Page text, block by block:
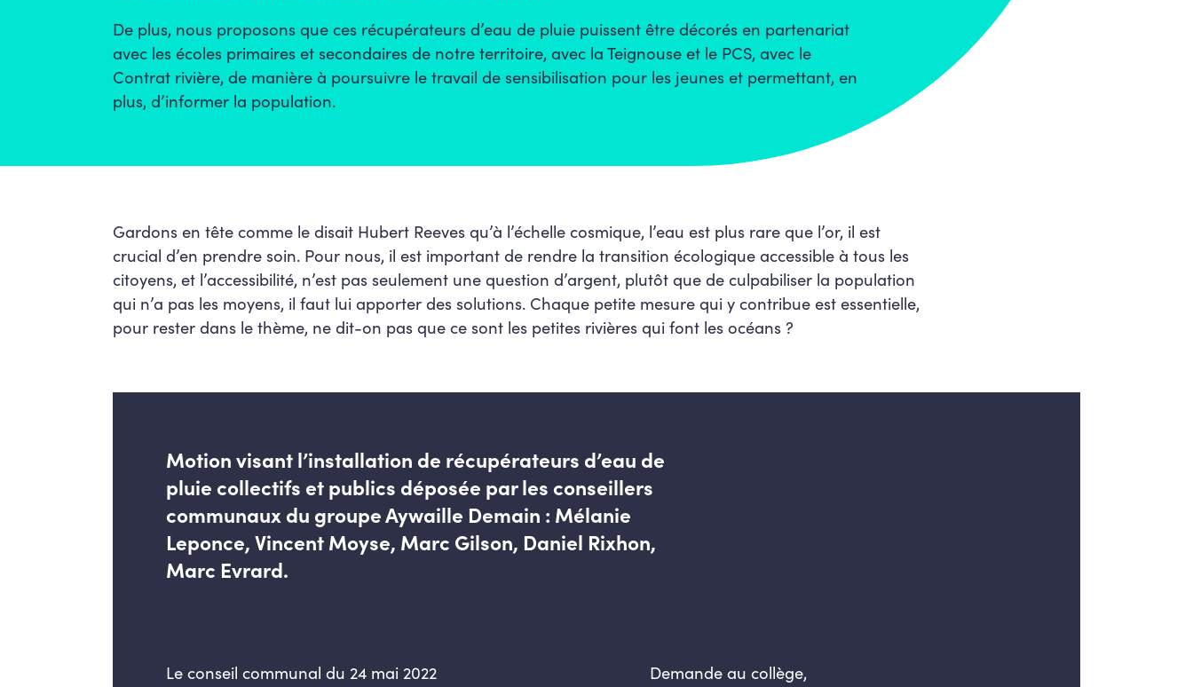
De plus, nous proposons que ces récupérateurs d’eau de pluie puissent être décorés en partenariat
avec les écoles primaires et secondaires de notre territoire, avec la Teignouse et le PCS, avec le
Contrat rivière, de manière à poursuivre le travail de sensibilisation pour les jeunes et permettant, en
plus, d’informer la population.
Gardons en tête comme le disait Hubert Reeves qu’à l’échelle cosmique, l’eau est plus rare que l’or, il est
crucial d’en prendre soin. Pour nous, il est important de rendre la transition écologique accessible à tous les
citoyens, et l’accessibilité, n’est pas seulement une question d’argent, plutôt que de culpabiliser la population
qui n’a pas les moyens, il faut lui apporter des solutions. Chaque petite mesure qui y contribue est essentielle,
pour rester dans le thème, ne dit-on pas que ce sont les petites rivières qui font les océans ?
Motion visant l’installation de récupérateurs d’eau de
pluie collectifs et publics déposée par les conseillers
communaux du groupe Aywaille Demain : Mélanie
Leponce, Vincent Moyse, Marc Gilson, Daniel Rixhon,
Marc Evrard.
Le conseil communal du 24 mai 2022 Demande au collège,